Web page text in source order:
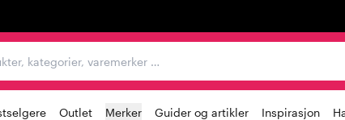
kategorier, varemerker …
Outlet Merker Guider og artikler Inspirasjon